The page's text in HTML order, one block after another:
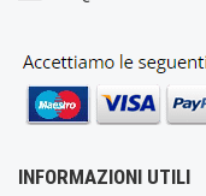
INFORMAZIONI UTILI